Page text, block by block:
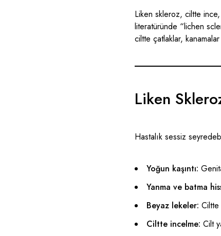
Liken skleroz, ciltte ince,
literatüründe “lichen
ciltte çatlaklar,
Liken
Hastalık sessiz
Yoğun kaşıntı:
Yanma ve batma
Beyaz lekeler:
Ciltte incelme: Cilt